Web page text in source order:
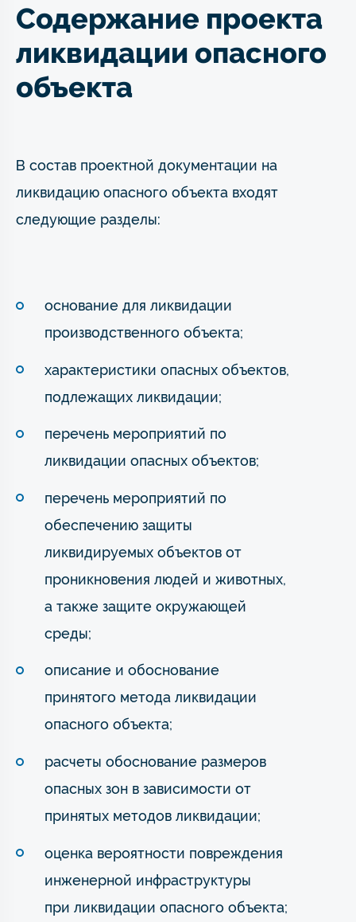
Содержание проекта
ликвидации опасного
объекта
В состав проектной документации на
ликвидацию опасного объекта входят
следующие разделы:
основание для ликвидации
производственного объекта;
характеристики опасных объектов,
подлежащих ликвидации;
перечень мероприятий по
ликвидации опасных объектов;
перечень мероприятий по
обеспечению защиты
ликвидируемых объектов от
проникновения людей и животных,
а также защите окружающей
среды;
описание и обоснование
принятого метода ликвидации
опасного объекта;
расчеты обоснование размеров
опасных зон в зависимости от
принятых методов ликвидации;
оценка вероятности повреждения
инженерной инфраструктуры
при ликвидации опасного объекта;